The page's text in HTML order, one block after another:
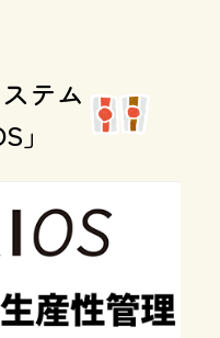
テム
」